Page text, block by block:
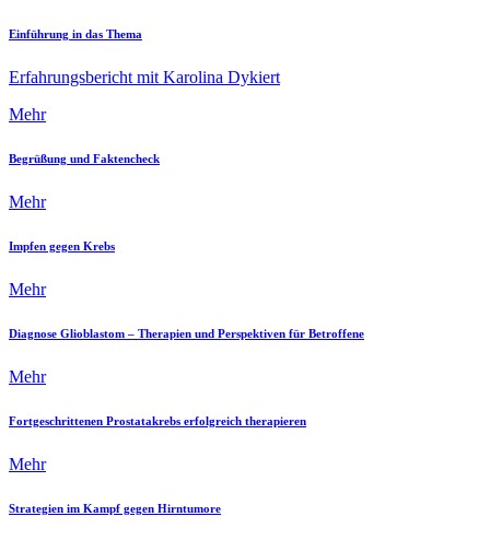
Einführung in das Thema
Erfahrungsbericht mit Karolina Dykiert
Mehr
Begrüßung und Faktencheck
Mehr
Impfen gegen Krebs
Mehr
Diagnose Glioblastom – Therapien und Perspektiven für Betroffene
Mehr
Fortgeschrittenen Prostatakrebs erfolgreich therapieren
Mehr
Strategien im Kampf gegen Hirntumore